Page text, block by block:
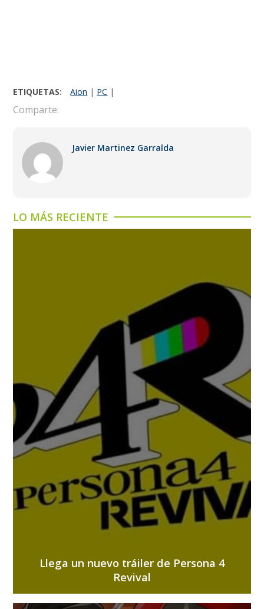
ETIQUETAS: Aion | PC |
Comparte:
Javier Martinez Garralda
LO MÁS RECIENTE
Llega un nuevo tráiler de Persona 4
Revival